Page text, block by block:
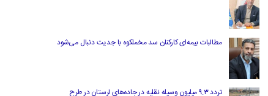
مطالبات بیمه‌ای کارکنان سد مخملکوه با جدیت دنبال می‌شود
تردد ۹.۳ میلیون وسیله نقلیه در جاده‌های لرستان در طرح